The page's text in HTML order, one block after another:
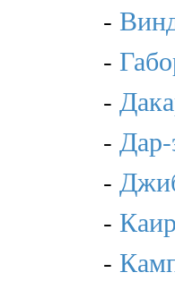
-
-
-
-
-
-
-